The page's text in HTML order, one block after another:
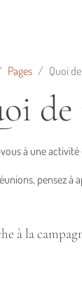
Pages Quoi
de
à une
pensez à
à la